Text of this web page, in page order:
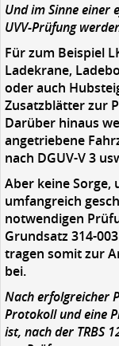
Und im Sinne einer
UVV-Prüfung
Für zum Beispiel
Ladekrane,
oder auch
Zusatzblätter zur
Darüber hinaus
angetriebene
nach DGUV-V 3
Aber keine Sorge,
umfangreich
notwendigen
Grundsatz 314-
tragen somit zur
bei.
Nach erfolgreicher
Protokoll und eine
ist, nach der TRBS